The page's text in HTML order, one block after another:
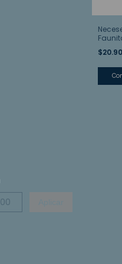
y